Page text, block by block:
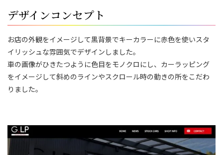
デザインコンセプト
お店の外観をイメージして黒背景でキーカラーに赤色を使いスタ
イリッシュな雰囲気でデザインしました。
車の画像がひきたつように色目をモノクロにし、カーラッピング
をイメージして斜めのラインやスクロール時の動きの所をこだわ
りました。